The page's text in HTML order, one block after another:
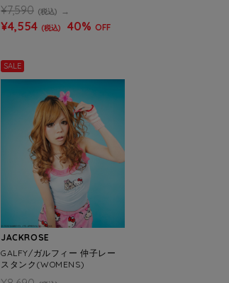
¥7,590 (税込)
¥4,554 (税込) 40% OFF
SALE
JACKROSE
GALFY/ガルフィー 仲子レー
スタンク(WOMENS)